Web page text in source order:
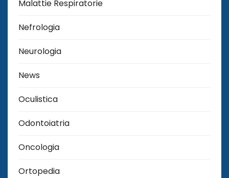
Malattie Respiratorie
Nefrologia
Neurologia
News
Oculistica
Odontoiatria
Oncologia
Ortopedia